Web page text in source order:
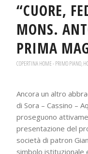
“CUORE,
MONS.
PRIMA
COPERTINA HOME - PRIMO PIANO,
Ancora un altro
di Sora – Cassino –
proseguono
presentazione del
società di patron
simbolo istituzionale